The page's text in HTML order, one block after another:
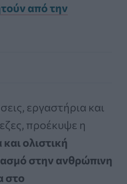
από την
εργαστήρια και
προέκυψε η
ολιστική
στην ανθρώπινη
στο